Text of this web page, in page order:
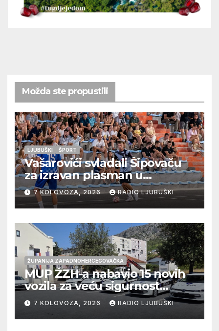
Možda ste propustili
LJUBUŠKI ŠPORT
Vašarovići svladali Šipovaču
za izravan plasman u
četvrtfinale, Grab izborio
prolazak dalje, Klobuk ispao,
večeras počinje četvrtfinale
juniora
7 KOLOVOZA, 2026 RADIO LJUBUŠKI
ŽUPANIJA ZAPADNOHERCEGOVAČKA
MUP ŽZH-a nabavio 15 novih
vozila za veću sigurnost
građana i učinkovitiji rad
policije
7 KOLOVOZA, 2026 RADIO LJUBUŠKI